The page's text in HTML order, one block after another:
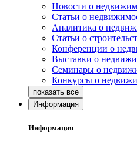
Новости о
Статьи о
Аналитика о
Статьи о
Конференции о
Выставки о
Семинары о
Конкурсы о
Информация
Информация